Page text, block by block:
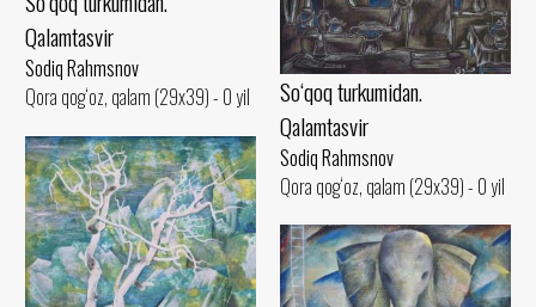
Qalamtasvir
Sodiq Rahmsnov
Qora qog‘oz, qalam (29x39) - 0 yil
So‘qoq turkumidan.
Qalamtasvir
Sodiq Rahmsnov
Qora qog‘oz, qalam (29x39) - 0 yil